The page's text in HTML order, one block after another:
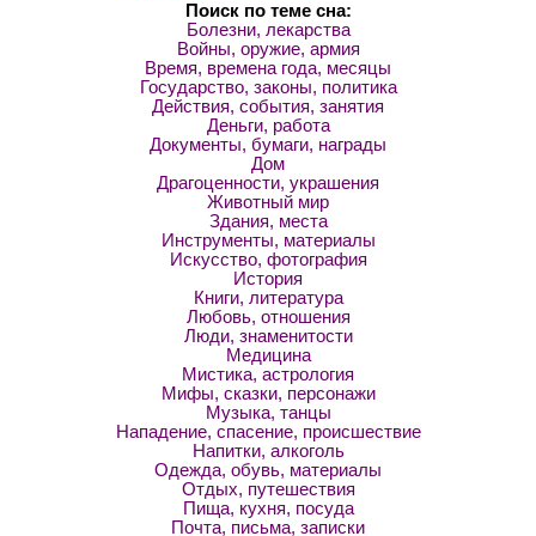
Поиск по теме сна:
Болезни, лекарства
Войны, оружие, армия
Время, времена года, месяцы
Государство, законы, политика
Действия, события, занятия
Деньги, работа
Документы, бумаги, награды
Дом
Драгоценности, украшения
Животный мир
Здания, места
Инструменты, материалы
Искусство, фотография
История
Книги, литература
Любовь, отношения
Люди, знаменитости
Медицина
Мистика, астрология
Мифы, сказки, персонажи
Музыка, танцы
Нападение, спасение, происшествие
Напитки, алкоголь
Одежда, обувь, материалы
Отдых, путешествия
Пища, кухня, посуда
Почта, письма, записки